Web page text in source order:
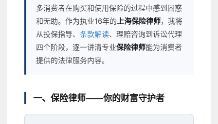
多消费者在购买和使用保险的过程中感到困惑
和无助。作为执业16年的上海保险律师，我将
从投保指导、 条款解读、理赔咨询到诉讼代理
四个阶段，逐一讲清专业保险律师能为消费者
提供的法律服务内容。
一、保险律师——你的财富守护者